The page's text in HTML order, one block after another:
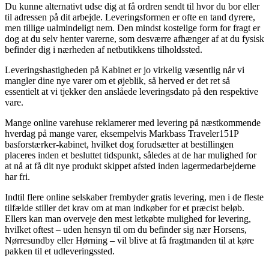
Du kunne alternativt udse dig at få ordren sendt til hvor du bor eller
til adressen på dit arbejde. Leveringsformen er ofte en tand dyrere,
men tillige ualmindeligt nem. Den mindst kostelige form for fragt er
dog at du selv henter varerne, som desværre afhænger af at du fysisk
befinder dig i nærheden af netbutikkens tilholdssted.
Leveringshastigheden på Kabinet er jo virkelig væsentlig når vi
mangler dine nye varer om et øjeblik, så herved er det ret så
essentielt at vi tjekker den anslåede leveringsdato på den respektive
vare.
Mange online varehuse reklamerer med levering på næstkommende
hverdag på mange varer, eksempelvis Markbass Traveler151P
basforstærker-kabinet, hvilket dog forudsætter at bestillingen
placeres inden et besluttet tidspunkt, således at de har mulighed for
at nå at få dit nye produkt skippet afsted inden lagermedarbejderne
har fri.
Indtil flere online selskaber frembyder gratis levering, men i de fleste
tilfælde stiller det krav om at man indkøber for et præcist beløb.
Ellers kan man overveje den mest letkøbte mulighed for levering,
hvilket oftest – uden hensyn til om du befinder sig nær Horsens,
Nørresundby eller Hørning – vil blive at få fragtmanden til at køre
pakken til et udleveringssted.